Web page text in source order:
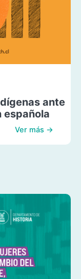
ante
española
Ver más →